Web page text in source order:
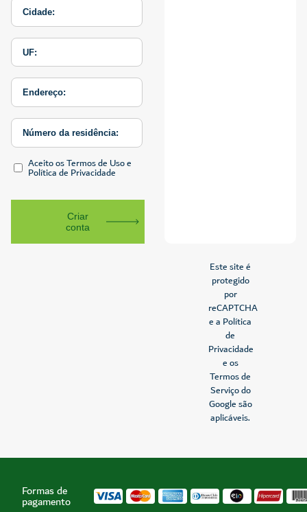
Aceito os Termos de Uso e
Política de Privacidade
Criar
conta
Este site é
protegido
por
reCAPTCHA
e a Política
de
Privacidade
e os
Termos de
Serviço do
Google são
aplicáveis.
Formas de
pagamento